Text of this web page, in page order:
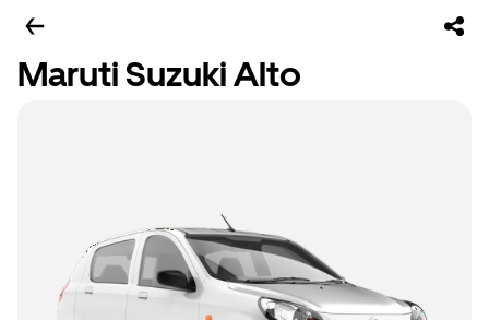
Maruti Suzuki Alto